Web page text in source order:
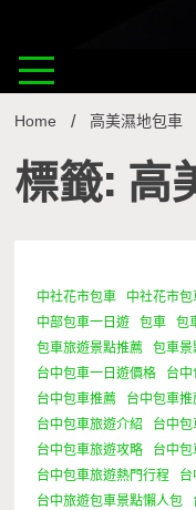
Home 高美濕地包車
標籤: 高
2 Minutes
中社花市包車 中社花市
中部包車一日遊
包車 包
包車旅遊景點推薦
包車景
台中包車一日遊價格
台
台中包車推薦
台中包車推
台中包車旅遊介紹
台中包
台中包車旅遊攻略
台中
台中包車旅遊熱門行程
台
台中旅遊包車景點懶人包